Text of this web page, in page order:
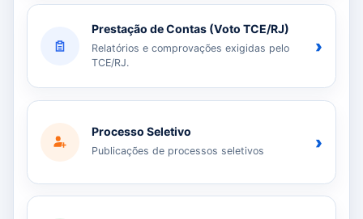
Prestação de Contas (Voto TCE/RJ)
Relatórios e comprovações exigidas pelo
TCE/RJ.
›
Processo Seletivo
Publicações de processos seletivos ›